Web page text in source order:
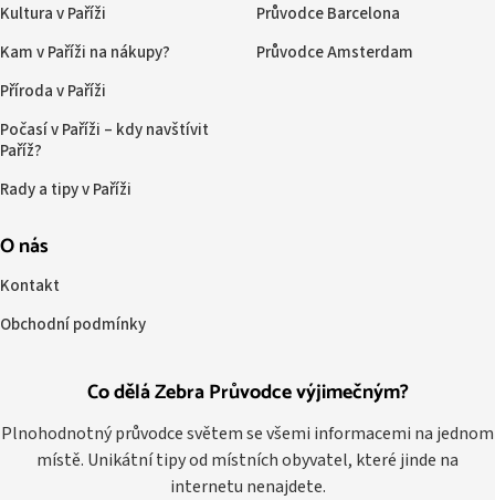
Co dělá Zebra Průvodce výjimečným?
Plnohodnotný průvodce světem se všemi informacemi na jednom
místě. Unikátní tipy od místních obyvatel, které jinde na
internetu nenajdete.
Kultura v Paříži
Kam v Paříži na nákupy?
Příroda v Paříži
Počasí v Paříži – kdy navštívit
Paříž?
Rady a tipy v Paříži
Průvodce Barcelona
Průvodce Amsterdam
O nás
Kontakt
Obchodní podmínky